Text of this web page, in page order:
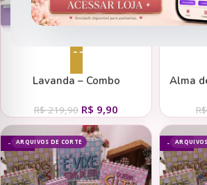
Adicionar ao carrinho
Lavanda – Combo
R$219,90 R$ 9,90
Alma
R$
ARQUIVOS DE CORTE
- 77% - 77%